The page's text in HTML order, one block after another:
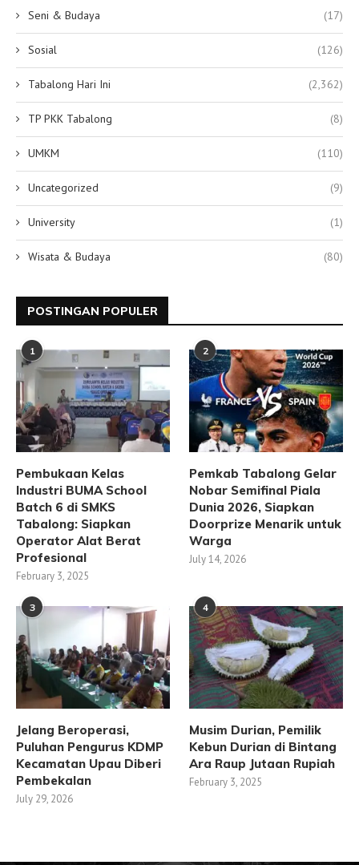
Seni & Budaya (17)
Sosial (126)
Tabalong Hari Ini (2,362)
TP PKK Tabalong (8)
UMKM (110)
Uncategorized (9)
University (1)
Wisata & Budaya (80)
POSTINGAN POPULER
1
Pembukaan Kelas
Industri BUMA School
Batch 6 di SMKS
Tabalong: Siapkan
Operator Alat Berat
Profesional
February 3, 2025
2
Pemkab Tabalong Gelar
Nobar Semifinal Piala
Dunia 2026, Siapkan
Doorprize Menarik untuk
Warga
July 14, 2026
3
Jelang Beroperasi,
Puluhan Pengurus KDMP
Kecamatan Upau Diberi
Pembekalan
July 29, 2026
4
Musim Durian, Pemilik
Kebun Durian di Bintang
Ara Raup Jutaan Rupiah
February 3, 2025